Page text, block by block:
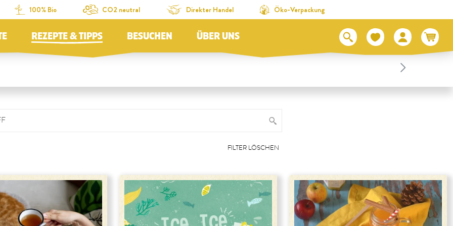
100% Bio CO2 neutral Direkter Handel Öko-Verpackung
REZEPTE & TIPPS BESUCHEN ÜBER UNS
FILTER LÖSCHEN